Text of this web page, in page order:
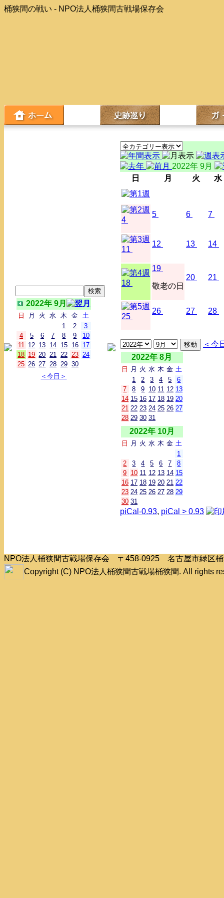
桶狭間の戦い - NPO法人桶狭間古戦場保存会
2022年 9月
日 月 火 水 木 金
土
1
2
3
4
5 6 7 8 9
10
11 12 13 14 15 16 17
18 19 20 21 22 23 24
25 26 27 28 29 30
＜今日＞
2022年 9月
日
月 火 水
4
5 6 7
11
12 13 14
18
19
敬老の日
20 21
25
26 27 28
＜今
2022年 8月
日 月 火 水 木 金 土
1
2 3 4 5
6
7
8 9 10 11 12 13
14 15 16 17 18 19 20
21 22 23 24 25 26 27
28 29 30 31
2022年 10月
日 月 火 水 木 金 土
1
2
3 4 5 6 7
8
9 10 11 12 13 14 15
16 17 18 19 20 21 22
23 24 25 26 27 28 29
30 31
piCal-0.93, piCal > 0.93
NPO法人桶狭間古戦場保存会 〒458-0925 名古屋市緑区
Copyright (C) NPO法人桶狭間古戦場桶狭間. All rights